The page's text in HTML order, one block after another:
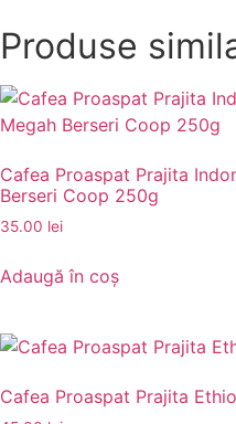
Produse
Cafea Proaspat Prajita
Berseri Coop 250g
35.00 lei
Adaugă în coș
Cafea Proaspat Prajita